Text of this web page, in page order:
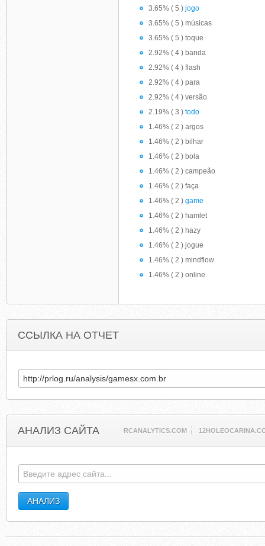
3.65% ( 5 ) jogo
3.65% ( 5 ) músicas
3.65% ( 5 ) toque
2.92% ( 4 ) banda
2.92% ( 4 ) flash
2.92% ( 4 ) para
2.92% ( 4 ) versão
2.19% ( 3 ) todo
1.46% ( 2 ) argos
1.46% ( 2 ) bilhar
1.46% ( 2 ) bola
1.46% ( 2 ) campeão
1.46% ( 2 ) faça
1.46% ( 2 ) game
1.46% ( 2 ) hamlet
1.46% ( 2 ) hazy
1.46% ( 2 ) jogue
1.46% ( 2 ) mindflow
1.46% ( 2 ) online
ССЫЛКА НА ОТЧЕТ
АНАЛИЗ САЙТА RCANALYTICS.COM